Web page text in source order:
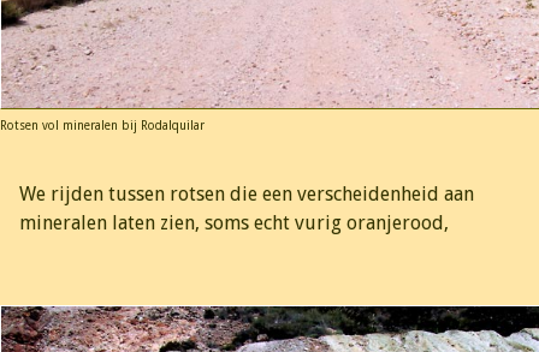
Rotsen vol mineralen bij Rodalquilar
We rijden tussen rotsen die een verscheidenheid aan
mineralen laten zien, soms echt vurig oranjerood,